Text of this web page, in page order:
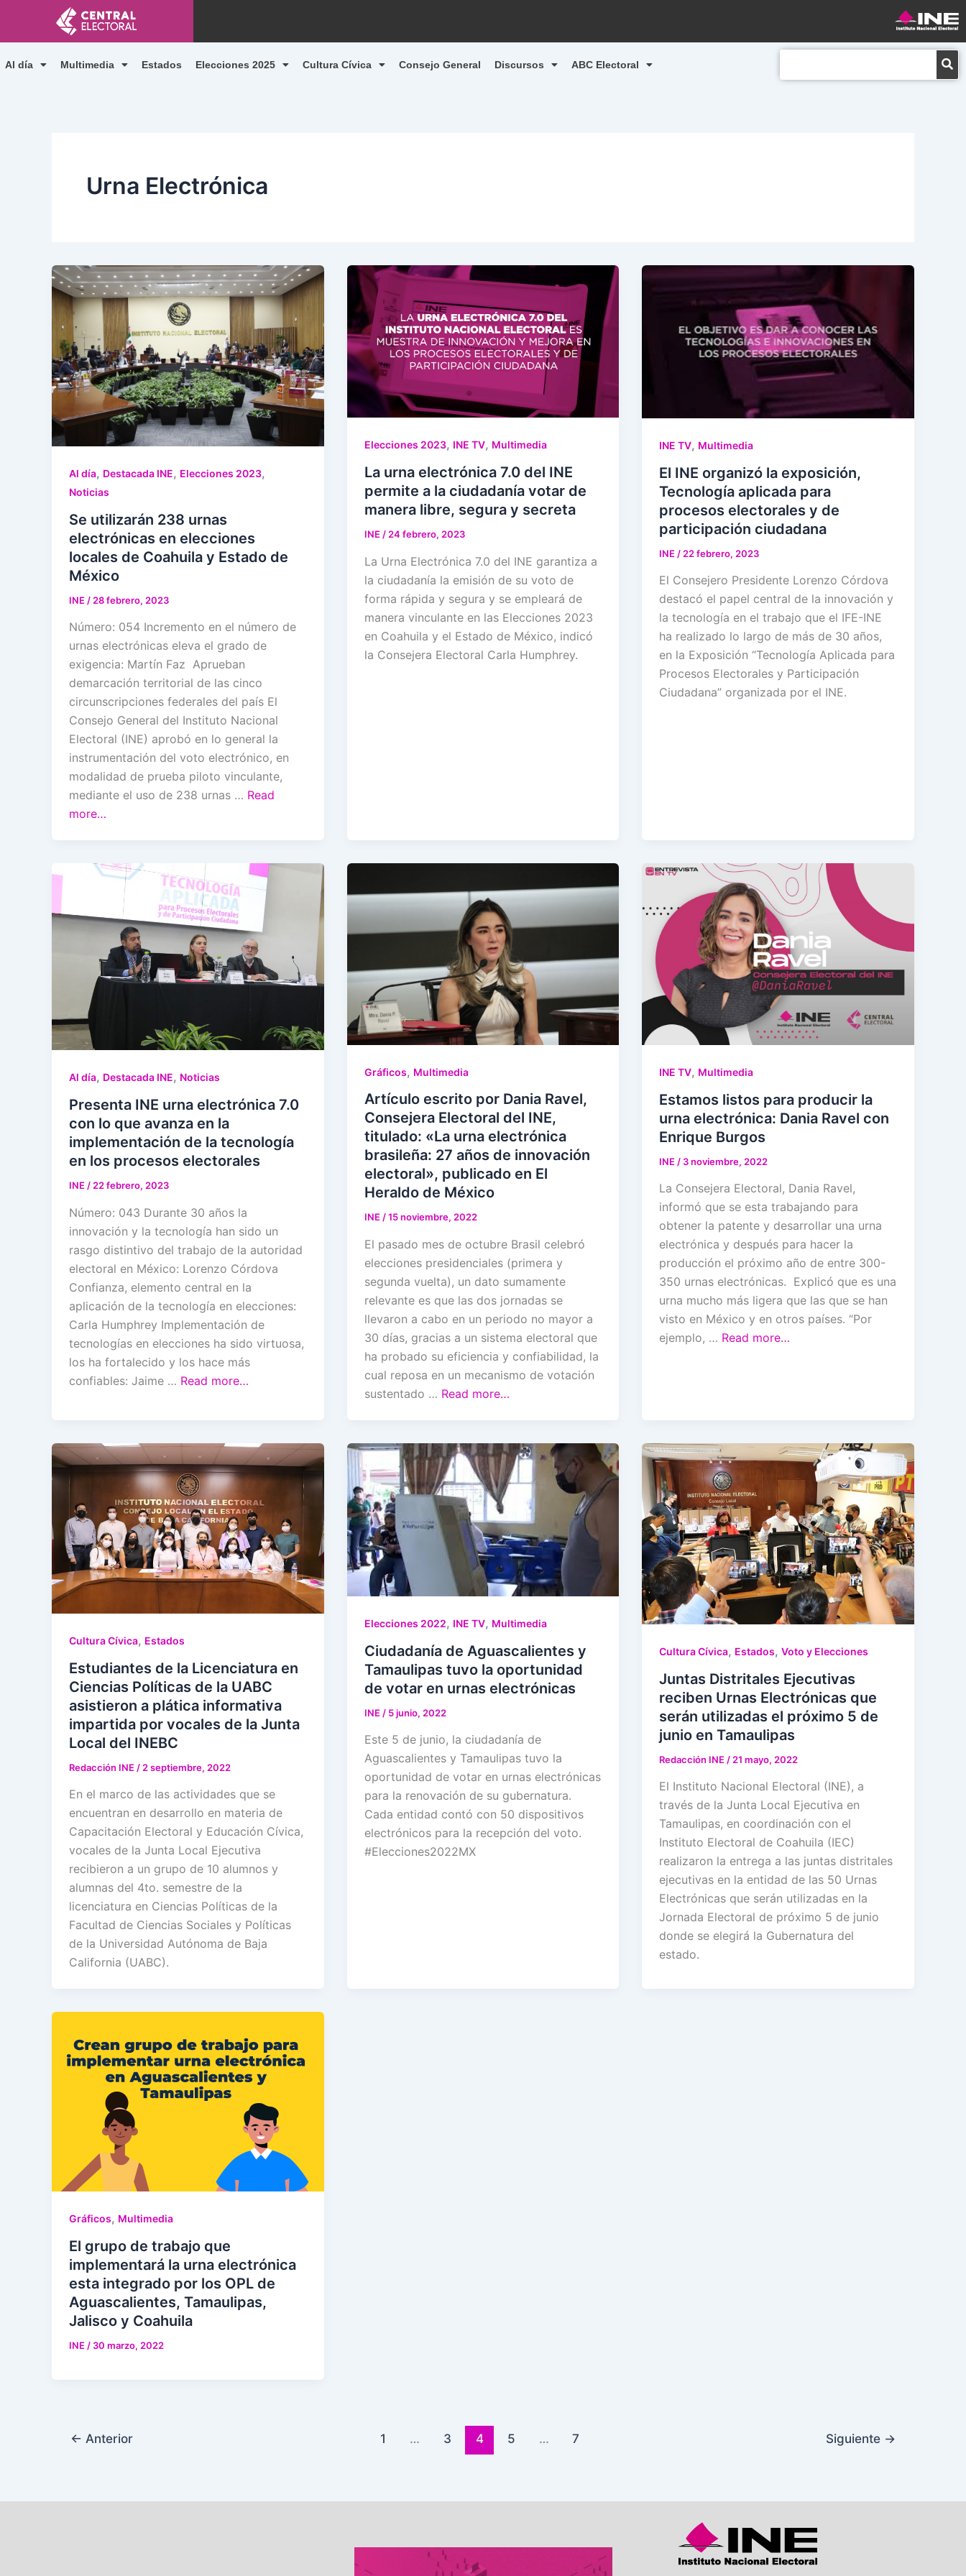
contenido
Al día Multimedia Estados Elecciones 2025 Cultura Cívica Consejo General Discursos ABC Electoral
Urna Electrónica
Al día, Destacada INE, Elecciones 2023,
Noticias
Se utilizarán 238 urnas
electrónicas en elecciones
locales de Coahuila y Estado de
México
INE / 28 febrero, 2023
Número: 054 Incremento en el número de
urnas electrónicas eleva el grado de
exigencia: Martín Faz Aprueban
demarcación territorial de las cinco
circunscripciones federales del país El
Consejo General del Instituto Nacional
Electoral (INE) aprobó en lo general la
instrumentación del voto electrónico, en
modalidad de prueba piloto vinculante,
mediante el uso de 238 urnas … Read
more…
Elecciones 2023, INE TV, Multimedia
La urna electrónica 7.0 del INE
permite a la ciudadanía votar de
manera libre, segura y secreta
INE / 24 febrero, 2023
La Urna Electrónica 7.0 del INE garantiza a
la ciudadanía la emisión de su voto de
forma rápida y segura y se empleará de
manera vinculante en las Elecciones 2023
en Coahuila y el Estado de México, indicó
la Consejera Electoral Carla Humphrey.
INE TV, Multimedia
El INE organizó la exposición,
Tecnología aplicada para
procesos electorales y de
participación ciudadana
INE / 22 febrero, 2023
El Consejero Presidente Lorenzo Córdova
destacó el papel central de la innovación y
la tecnología en el trabajo que el IFE-INE
ha realizado lo largo de más de 30 años,
en la Exposición “Tecnología Aplicada para
Procesos Electorales y Participación
Ciudadana” organizada por el INE.
Al día, Destacada INE, Noticias
Presenta INE urna electrónica 7.0
con lo que avanza en la
implementación de la tecnología
en los procesos electorales
INE / 22 febrero, 2023
Número: 043 Durante 30 años la
innovación y la tecnología han sido un
rasgo distintivo del trabajo de la autoridad
electoral en México: Lorenzo Córdova
Confianza, elemento central en la
aplicación de la tecnología en elecciones:
Carla Humphrey Implementación de
tecnologías en elecciones ha sido virtuosa,
los ha fortalecido y los hace más
confiables: Jaime … Read more…
Gráficos, Multimedia
Artículo escrito por Dania Ravel,
Consejera Electoral del INE,
titulado: «La urna electrónica
brasileña: 27 años de innovación
electoral», publicado en El
Heraldo de México
INE/15 noviembre, 2022
El pasado mes de octubre Brasil celebró
elecciones presidenciales (primera y
segunda vuelta), un dato sumamente
relevante es que las dos jornadas se
llevaron a cabo en un periodo no mayor a
30 días, gracias a un sistema electoral que
ha probado su eficiencia y confiabilidad, la
cual reposa en un mecanismo de votación
sustentado … Read more…
INE TV, Multimedia
Estamos listos para producir la
urna electrónica: Dania Ravel con
Enrique Burgos
INE / 3 noviembre, 2022
La Consejera Electoral, Dania Ravel,
informó que se esta trabajando para
obtener la patente y desarrollar una urna
electrónica y después para hacer la
producción el próximo año de entre 300-
350 urnas electrónicas. Explicó que es una
urna mucho más ligera que las que se han
visto en México y en otros países. “Por
ejemplo, … Read more…
Cultura Cívica, Estados
Estudiantes de la Licenciatura en
Ciencias Políticas de la UABC
asistieron a plática informativa
impartida por vocales de la Junta
Local del INEBC
Redacción INE / 2 septiembre, 2022
En el marco de las actividades que se
encuentran en desarrollo en materia de
Capacitación Electoral y Educación Cívica,
vocales de la Junta Local Ejecutiva
recibieron a un grupo de 10 alumnos y
alumnas del 4to. semestre de la
licenciatura en Ciencias Políticas de la
Facultad de Ciencias Sociales y Políticas
de la Universidad Autónoma de Baja
California (UABC).
Elecciones 2022, INE TV, Multimedia
Ciudadanía de Aguascalientes y
Tamaulipas tuvo la oportunidad
de votar en urnas electrónicas
INE / 5 junio, 2022
Este 5 de junio, la ciudadanía de
Aguascalientes y Tamaulipas tuvo la
oportunidad de votar en urnas electrónicas
para la renovación de su gubernatura.
Cada entidad contó con 50 dispositivos
electrónicos para la recepción del voto.
#Elecciones2022MX
Cultura Cívica, Estados,Voto y Elecciones
Juntas Distritales Ejecutivas
reciben Urnas Electrónicas que
serán utilizadas el próximo 5 de
junio en Tamaulipas
Redacción INE / 21 mayo, 2022
El Instituto Nacional Electoral (INE), a
través de la Junta Local Ejecutiva en
Tamaulipas, en coordinación con el
Instituto Electoral de Coahuila (IEC)
realizaron la entrega a las juntas distritales
ejecutivas en la entidad de las 50 Urnas
Electrónicas que serán utilizadas en la
Jornada Electoral de próximo 5 de junio
donde se elegirá la Gubernatura del
estado.
Gráficos, Multimedia
El grupo de trabajo que
implementará la urna electrónica
esta integrado por los OPL de
Aguascalientes, Tamaulipas,
Jalisco y Coahuila
INE / 30 marzo, 2022
← Anterior 1 … 3 4 5 … 7 Siguiente →